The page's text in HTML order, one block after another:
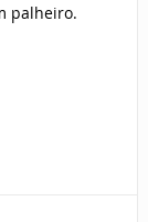
palheiro.